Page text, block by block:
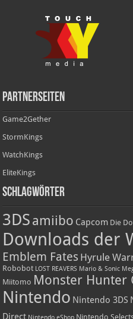
Partnerseiten
Game2Gether
StormKings
WatchKings
EliteKings
Schlagwörter
3DS amiibo Capcom Die
Downloads der
Emblem Fates Hyrule
Robobot LOST REAVERS Mario & Sonic
Miitomo Monster Hunter
Nintendo Nintendo 3DS
Direct
Nintendo